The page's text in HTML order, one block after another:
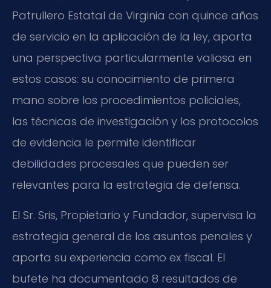
Patrullero Estatal de Virginia con quince años
de servicio en la aplicación de la ley, aporta
una perspectiva particularmente valiosa en
estos casos: su conocimiento de primera
mano sobre los procedimientos policiales,
las técnicas de investigación y los protocolos
de evidencia le permite identificar
debilidades procesales que pueden ser
relevantes para la estrategia de defensa.
El Sr. Sris, Propietario y Fundador, supervisa la
estrategia general de los asuntos penales y
aporta su experiencia como ex fiscal. El
bufete ha documentado 8 resultados de